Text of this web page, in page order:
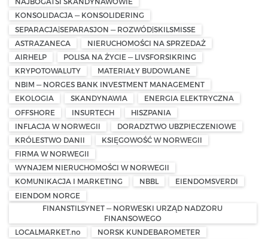
KONSOLIDACJA — KONSOLIDERING
SEPARACJA|SEPARASJON — ROZWÓD|SKILSMISSE
ASTRAZANECA
NIERUCHOMOŚCI NA SPRZEDAŻ
AIRHELP
POLISA NA ŻYCIE — LIVSFORSIKRING
KRYPOTOWALUTY
MATERIAŁY BUDOWLANE
NBIM — NORGES BANK INVESTMENT MANAGEMENT
EKOLOGIA
SKANDYNAWIA
ENERGIA ELEKTRYCZNA
OFFSHORE
INSURTECH
HISZPANIA
INFLACJA W NORWEGII
DORADZTWO UBZPIECZENIOWE
KRÓLESTWO DANII
KSIĘGOWOŚĆ W NORWEGII
FIRMA W NORWEGII
WYNAJEM NIERUCHOMOŚCI W NORWEGII
KOMUNIKACJA I MARKETING
NBBL
EIENDOMSVERDI
EIENDOM NORGE
FINANSTILSYNET — NORWESKI URZĄD NADZORU
FINANSOWEGO
LOCALMARKET.no
NORSK KUNDEBAROMETER